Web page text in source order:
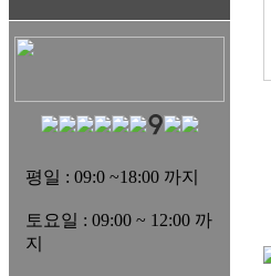
평일 : 09:0 ~18:00 까지
토요일 : 09:00 ~ 12:00 까
지